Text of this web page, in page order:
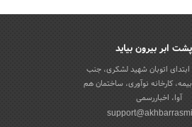
ابر بیرون بیاید
ابتدای اتوبان شهید لشکری، جنب
کارخانه نوآوری، ساختمان هم
آوا، اخباررسمی